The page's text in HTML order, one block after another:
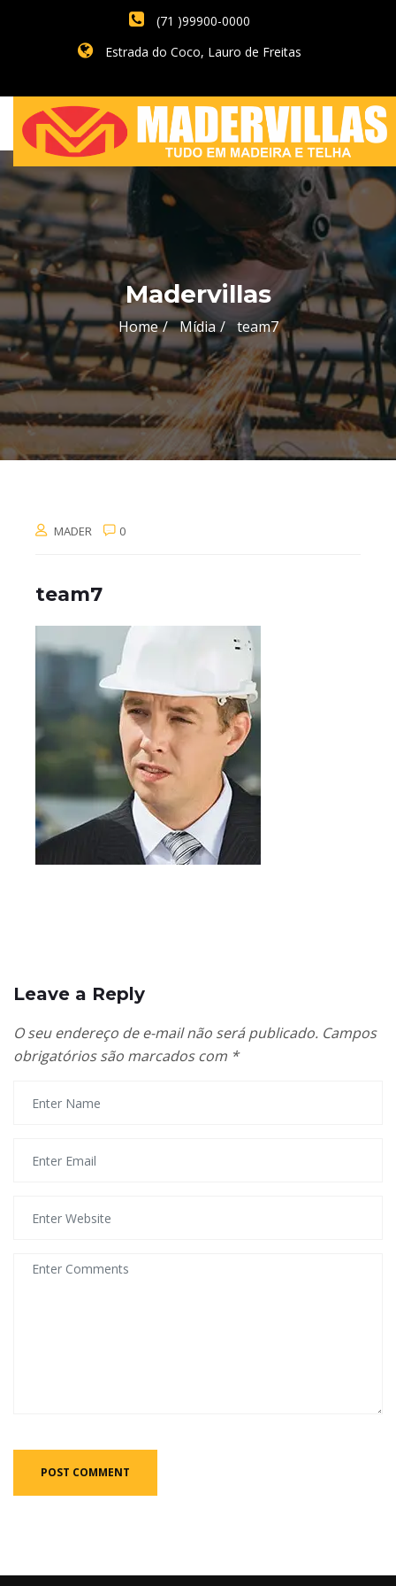
(71 )99900-0000
Estrada do Coco, Lauro de Freitas
Madervillas
Home Mídia team7
MADER 0
team7
Leave a Reply
O seu endereço de e-mail não será publicado. Campos
obrigatórios são marcados com *